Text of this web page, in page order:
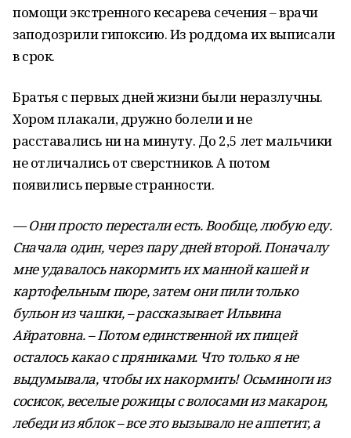
помощи экстренного кесарева сечения – врачи
заподозрили гипоксию. Из роддома их выписали
в срок.
Братья с первых дней жизни были неразлучны.
Хором плакали, дружно болели и не
расставались ни на минуту. До 2,5 лет мальчики
не отличались от сверстников. А потом
появились первые странности.
— Они просто перестали есть. Вообще, любую еду.
Сначала один, через пару дней второй. Поначалу
мне удавалось накормить их манной кашей и
картофельным пюре, затем они пили только
бульон из чашки, – рассказывает Ильвина
Айратовна. – Потом единственной их пищей
осталось какао с пряниками. Что только я не
выдумывала, чтобы их накормить! Осьминоги из
сосисок, веселые рожицы с волосами из макарон,
лебеди из яблок – все это вызывало не аппетит, а